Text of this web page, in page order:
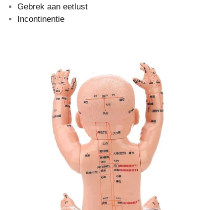
Gebrek aan eetlust
Incontinentie